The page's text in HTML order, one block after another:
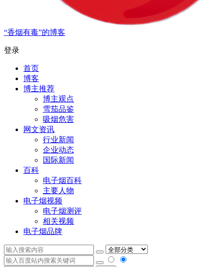
“香烟有毒”的博客
登录
首页
博客
博主推荐
博主观点
雪茄品鉴
吸烟危害
网文资讯
行业新闻
企业动态
国际新闻
百科
电子烟百科
主要人物
电子烟视频
电子烟测评
相关视频
电子烟品牌